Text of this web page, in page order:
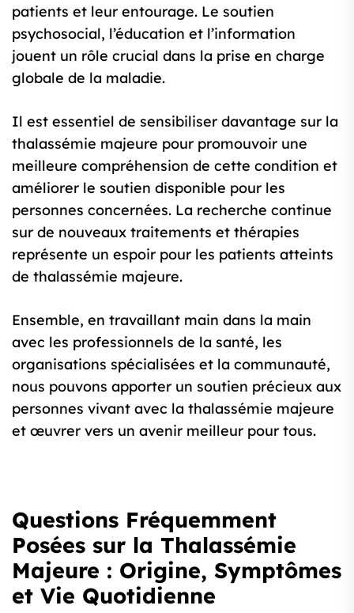
patients et leur entourage. Le soutien
psychosocial, l’éducation et l’information
jouent un rôle crucial dans la prise en charge
globale de la maladie.
Il est essentiel de sensibiliser davantage sur la
thalassémie majeure pour promouvoir une
meilleure compréhension de cette condition et
améliorer le soutien disponible pour les
personnes concernées. La recherche continue
sur de nouveaux traitements et thérapies
représente un espoir pour les patients atteints
de thalassémie majeure.
Ensemble, en travaillant main dans la main
avec les professionnels de la santé, les
organisations spécialisées et la communauté,
nous pouvons apporter un soutien précieux aux
personnes vivant avec la thalassémie majeure
et œuvrer vers un avenir meilleur pour tous.
Questions Fréquemment
Posées sur la Thalassémie
Majeure : Origine, Symptômes
et Vie Quotidienne